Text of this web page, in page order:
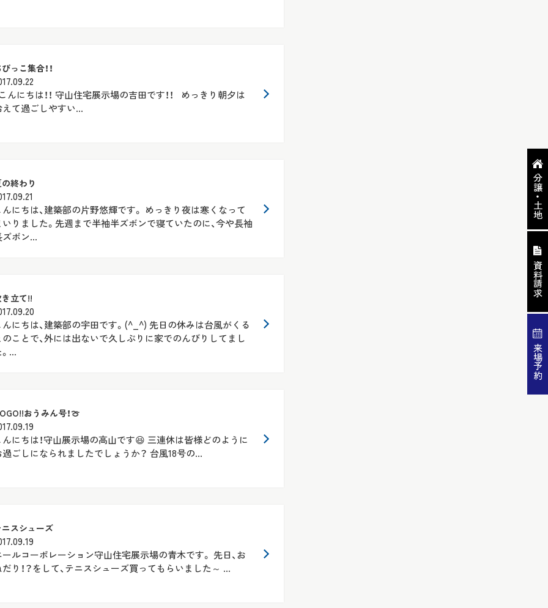
っこ集合！！
にちは！！ 守山住宅展示場の吉田です！！ めっきり朝夕は
えて過ごしやすい...
終わり
にちは、建築部の片野悠輝です。 めっきり夜は寒くなって
いりました。先週まで半袖半ズボンで寝ていたのに、今や長袖
ズボン...
立て!!
んにちは、建築部の宇田です。(^_^) 先日の休みは台風がくる
のことで、外には出ないで久しぶりに家でのんびりしてまし
...
おうみん号！🍈
んにちは！守山展示場の高山です😆 三連休は皆様どのように
過ごしになられましたでしょうか？ 台風18号の...
スシューズ
ールコーポレーション守山住宅展示場の青木です。 先日、お
り！？をして、テニスシューズ買ってもらいました～ ...
分譲・土地
資料請求
来場予約